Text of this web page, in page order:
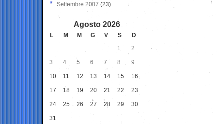
Settembre 2007 (23)
Agosto 2026
L M M G V S
D
1
2
3 4 5 6 7 8 9
10 11 12 13 14 15 16
17 18 19 20 21 22 23
24 25 26 27 28 29 30
31